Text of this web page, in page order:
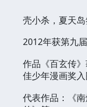
壳小杀，夏天岛
2012年获第九
作品《百玄传
佳少年漫画奖入
代表作品：《